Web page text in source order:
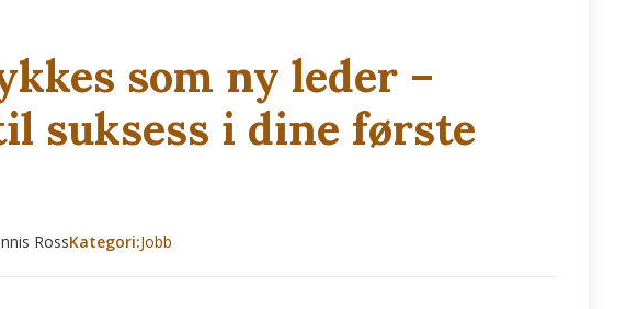
som ny leder –
suksess i dine første
RossKategori:Jobb